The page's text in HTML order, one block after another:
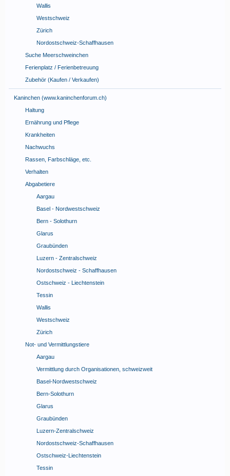
Wallis
Westschweiz
Zürich
Nordostschweiz-Schaffhausen
Suche Meerschweinchen
Ferienplatz / Ferienbetreuung
Zubehör (Kaufen / Verkaufen)
Kaninchen (www.kaninchenforum.ch)
Haltung
Ernährung und Pflege
Krankheiten
Nachwuchs
Rassen, Farbschläge, etc.
Verhalten
Abgabetiere
Aargau
Basel - Nordwestschweiz
Bern - Solothurn
Glarus
Graubünden
Luzern - Zentralschweiz
Nordostschweiz - Schaffhausen
Ostschweiz - Liechtenstein
Tessin
Wallis
Westschweiz
Zürich
Not- und Vermittlungstiere
Aargau
Vermittlung durch Organisationen, schweizweit
Basel-Nordwestschweiz
Bern-Solothurn
Glarus
Graubünden
Luzern-Zentralschweiz
Nordostschweiz-Schaffhausen
Ostschweiz-Liechtenstein
Tessin